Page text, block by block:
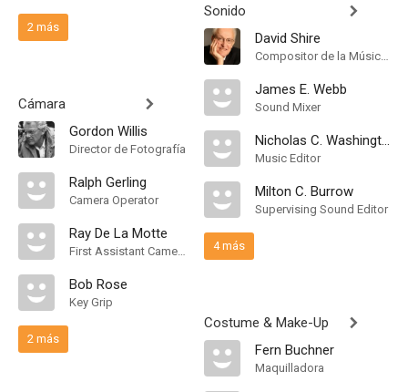
2 más
Cámara
Gordon Willis
Director de Fotografía
Ralph Gerling
Camera Operator
Ray De La Motte
First Assistant Camera
Bob Rose
Key Grip
2 más
Sonido
David Shire
Compositor de la Música Original
James E. Webb
Sound Mixer
Nicholas C. Washington
Music Editor
Milton C. Burrow
Supervising Sound Editor
4 más
Costume & Make-Up
Fern Buchner
Maquilladora